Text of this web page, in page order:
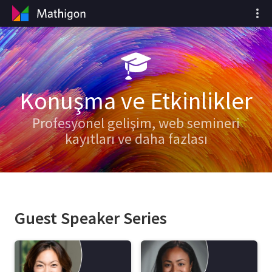
Konuşma ve Etkinlikler
Profesyonel gelişim, web semineri
kayıtları ve daha fazlası
Guest Speaker Series